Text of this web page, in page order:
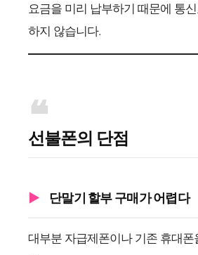
요금을 미리 납부하기 때문에 통
하지 않습니다.
선불폰의 단점
단말기 할부 구매가 어렵다
대부분 자급제폰이나 기존 휴대폰